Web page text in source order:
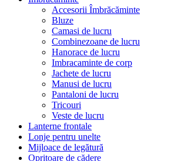
Accesorii Îmbrăcăminte
Bluze
Camasi de lucru
Combinezoane de lucru
Hanorace de lucru
Imbracaminte de corp
Jachete de lucru
Manusi de lucru
Pantaloni de lucru
Tricouri
Veste de lucru
Lanterne frontale
Lonje pentru unelte
Mijloace de legătură
Opritoare de cădere